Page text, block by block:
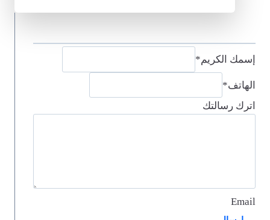
إسمك الكريم*
الهاتف*
اترك رسالتك
Email